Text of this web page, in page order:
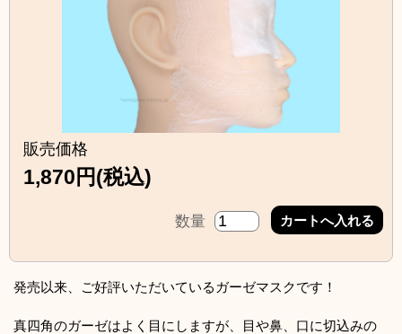
販売価格
1,870円(税込)
数量
発売以来、ご好評いただいているガーゼマスクです！
真四角のガーゼはよく目にしますが、目や鼻、口に切込みの